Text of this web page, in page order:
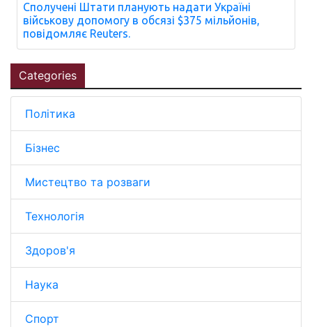
Сполучені Штати планують надати Україні
військову допомогу в обсязі $375 мільйонів,
повідомляє Reuters.
Categories
Політика
Бізнес
Мистецтво та розваги
Технологія
Здоров'я
Наука
Спорт